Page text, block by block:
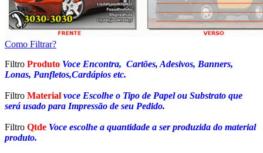
Como Filtrar?
Filtro Produto Voce Encontra, Cartões, Adesivos, Banners,
Lonas, Panfletos,Cardápios etc.
Filtro Material voce Escolhe o Tipo de Papel ou Substrato que
será usado para Impressão de seu Pedido.
Filtro Qtde Voce escolhe a quantidade a ser produzida do material
produto.